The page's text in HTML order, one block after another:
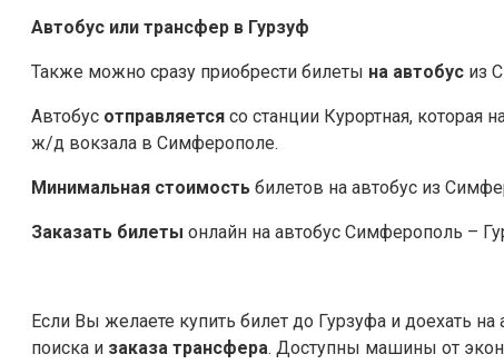
Автобус или трансфер в Гурзуф
Также можно сразу приобрести билеты на автобус из
Автобус отправляется со станции Курортная, которая
ж/д вокзала в Симферополе.
Минимальная стоимость билетов на автобус из
Заказать билеты онлайн на автобус Симферополь –
Если Вы желаете купить билет до Гурзуфа и доехать
поиска и заказа трансфера. Доступны машины от